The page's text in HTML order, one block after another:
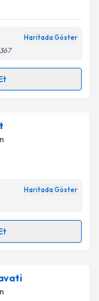
Haritada Göster
için randevu
randevu
e-posta ile
ilişkinAydınlatma
Haritada Göster
takvimi talebi
almanız için bir